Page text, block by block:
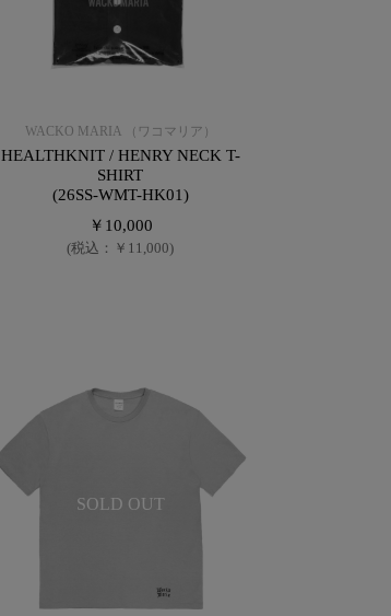
WACKO MARIA （ワコマリア）
HEALTHKNIT / HENRY NECK T-
SHIRT
(26SS-WMT-HK01)
￥10,000
(税込：￥11,000)
SOLD OUT